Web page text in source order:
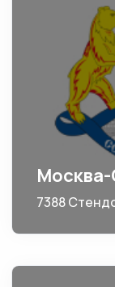
7388